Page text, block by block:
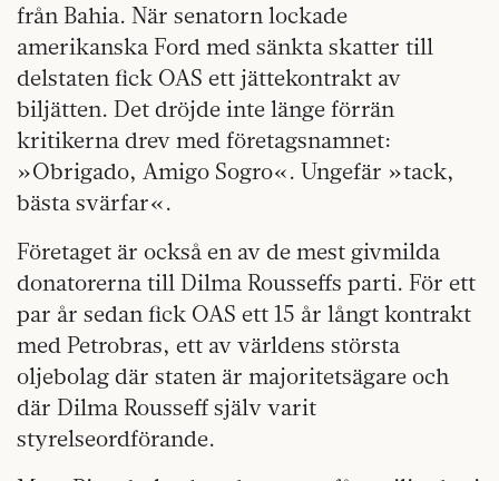
från Bahia. När senatorn lockade
amerikanska Ford med sänkta skatter till
delstaten fick OAS ett jättekontrakt av
biljätten. Det dröjde inte länge förrän
kritikerna drev med företagsnamnet:
»Obrigado, Amigo Sogro«. Ungefär »tack,
bästa svärfar«.
Företaget är också en av de mest givmilda
donatorerna till Dilma Rousseffs parti. För ett
par år sedan fick OAS ett 15 år långt kontrakt
med Petrobras, ett av världens största
oljebolag där staten är majoritets­ägare och
där Dilma Rousseff själv varit
styrelseordförande.